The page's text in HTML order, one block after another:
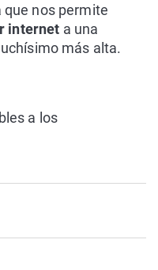
nos permite
internet a una
más alta.
a los